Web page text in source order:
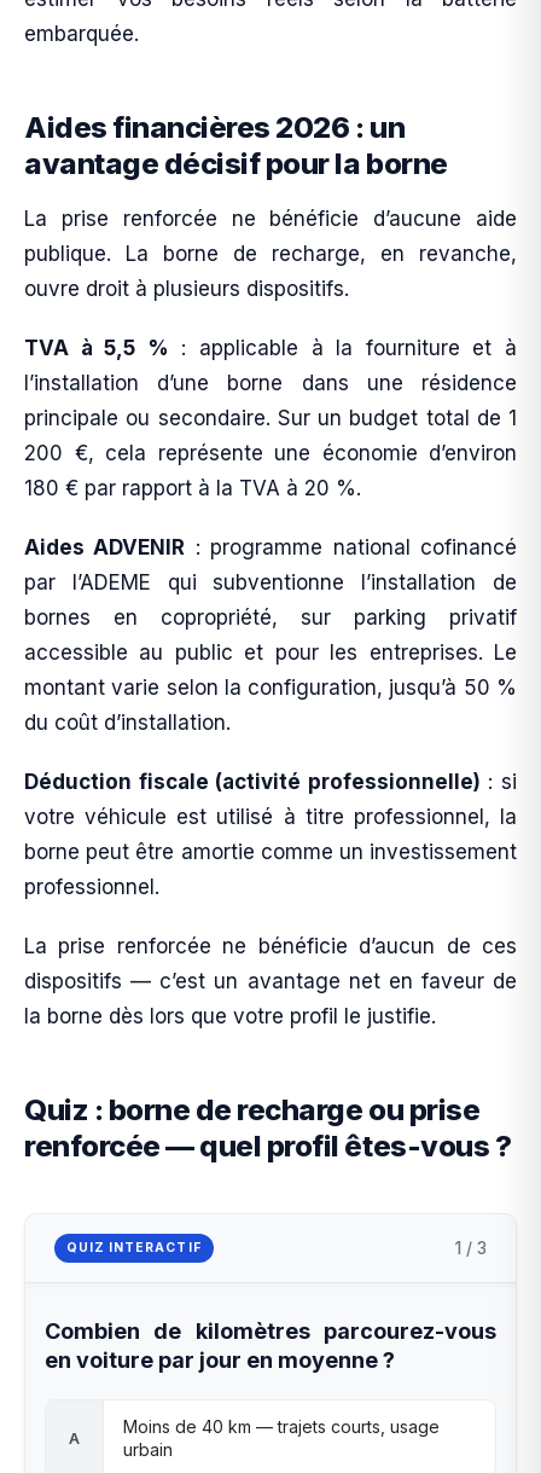
embarquée.
Aides financières 2026 : un
avantage décisif pour la borne
La prise renforcée ne bénéficie d’aucune aide
publique. La borne de recharge, en revanche,
ouvre droit à plusieurs dispositifs.
TVA à 5,5 % : applicable à la fourniture et à
l’installation d’une borne dans une résidence
principale ou secondaire. Sur un budget total de 1
200 €, cela représente une économie d’environ
180 € par rapport à la TVA à 20 %.
Aides ADVENIR : programme national cofinancé
par l’ADEME qui subventionne l’installation de
bornes en copropriété, sur parking privatif
accessible au public et pour les entreprises. Le
montant varie selon la configuration, jusqu’à 50 %
du coût d’installation.
Déduction fiscale (activité professionnelle) : si
votre véhicule est utilisé à titre professionnel, la
borne peut être amortie comme un investissement
professionnel.
La prise renforcée ne bénéficie d’aucun de ces
dispositifs — c’est un avantage net en faveur de
la borne dès lors que votre profil le justifie.
Quiz : borne de recharge ou prise
renforcée — quel profil êtes-vous ?
QUIZ INTERACTIF 1 / 3
Combien de kilomètres parcourez-vous
en voiture par jour en moyenne ?
A
Moins de 40 km — trajets courts, usage
urbain